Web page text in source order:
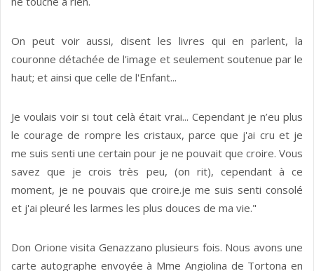
On peut voir aussi, disent les livres qui en parlent, la
couronne détachée de l'image et seulement soutenue par le
haut; et ainsi que celle de l'Enfant...
Je voulais voir si tout celà était vrai... Cependant je n’eu plus
le courage de rompre les cristaux, parce que j'ai cru et je
me suis senti une certain pour je ne pouvait que croire. Vous
savez que je crois très peu, (on rit), cependant à ce
moment, je ne pouvais que croire.je me suis senti consolé
et j'ai pleuré les larmes les plus douces de ma vie."
Don Orione visita Genazzano plusieurs fois. Nous avons une
carte autographe envoyée à Mme Angiolina de Tortona en